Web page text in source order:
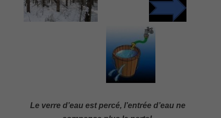
Le verre d’eau est percé, l’entrée d’eau ne